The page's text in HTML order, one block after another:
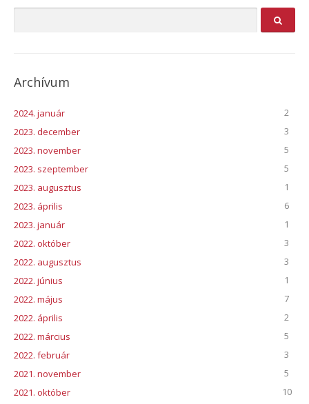
Archívum
2024. január
2
2023. december
3
2023. november
5
2023. szeptember
5
2023. augusztus
1
2023. április
6
2023. január
1
2022. október
3
2022. augusztus
3
2022. június
1
2022. május
7
2022. április
2
2022. március
5
2022. február
3
2021. november
5
2021. október
10